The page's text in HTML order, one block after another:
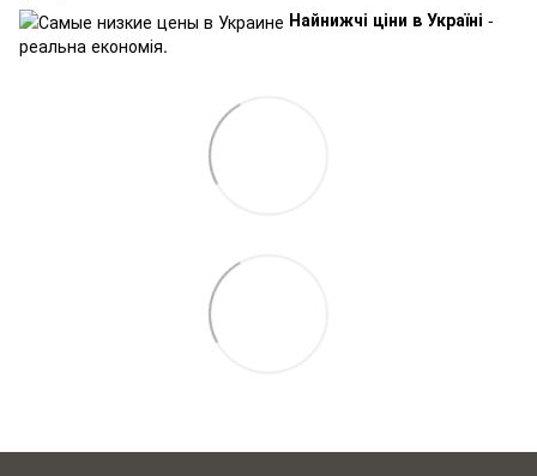
Найнижчі ціни в Україні -
реальна економія.